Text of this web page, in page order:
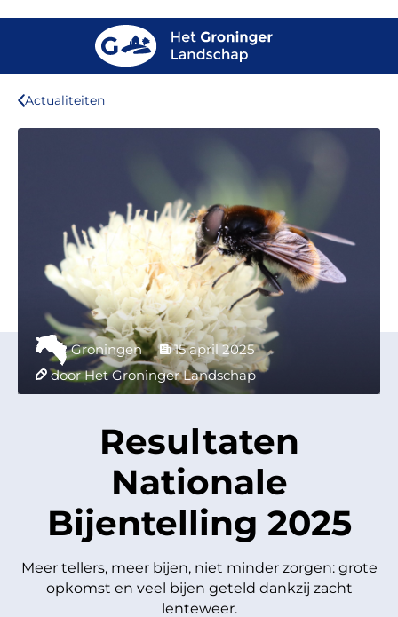
Actualiteiten
Groningen
15 april 2025
door Het Groninger Landschap
Resultaten
Nationale
Bijentelling 2025
Meer tellers, meer bijen, niet minder zorgen: grote
opkomst en veel bijen geteld dankzij zacht
lenteweer.